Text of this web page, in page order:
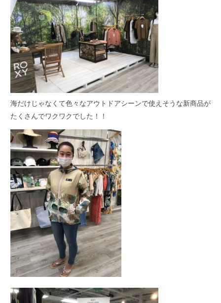
海だけじゃなくて色々なアウトドアシーンで使えそうな新商品が
たくさんでワクワクでした！！